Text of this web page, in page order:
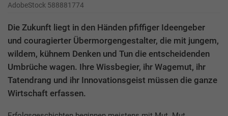
AdobeStock 588881774
Die Zukunft liegt in den Händen pfiffiger Ideengeber
und couragierter Übermorgengestalter, die mit jungem,
wildem, kühnem Denken und Tun die entscheidenden
Umbrüche wagen. Ihre Wissbegier, ihr Wagemut, ihr
Tatendrang und ihr Innovationsgeist müssen die ganze
Wirtschaft erfassen.